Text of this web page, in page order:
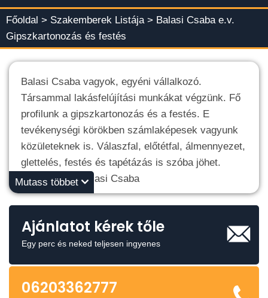
Főoldal > Szakemberek Listája > Balasi Csaba e.v.
Gipszkartonozás és festés
Balasi Csaba vagyok, egyéni vállalkozó.
Társammal lakásfelújítási munkákat végzünk. Fő
profilunk a gipszkartonozás és a festés. E
tevékenységi körökben számlaképesek vagyunk
közületeknek is. Válaszfal, előtétfal, álmennyezet,
glettelés, festés és tapétázás is szóba jöhet.
Üdvözlettel : Balasi Csaba
Mutass többet
Ajánlatot kérek tőle
Egy perc és neked teljesen ingyenes
06203362777